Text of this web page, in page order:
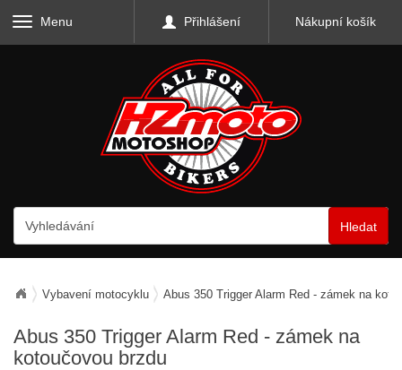
Menu Přihlášení Nákupní košík
Hledat
Vybavení motocyklu Abus 350 Trigger Alarm Red - zámek na
Abus 350 Trigger Alarm Red - zámek na
kotoučovou brzdu